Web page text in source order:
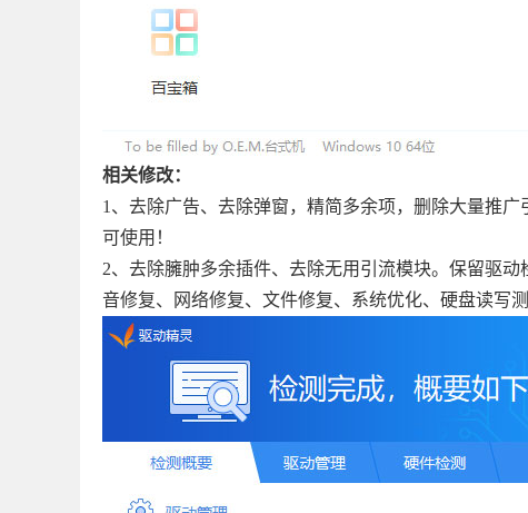
相关修改：
1、去除广告、去除弹窗，精简多余项，删除大量推
可使用！
2、去除臃肿多余插件、去除无用引流模块。保留驱
音修复、网络修复、文件修复、系统优化、硬盘读写测